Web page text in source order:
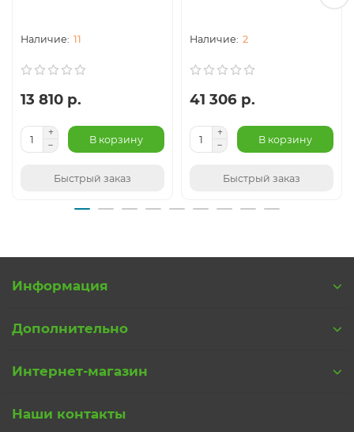
11
13 810 р.
В корзину
Быстрый заказ
2
41 306 р.
В корзину
Быстрый заказ
Информация
Дополнительно
Интернет-магазин
Наши контакты